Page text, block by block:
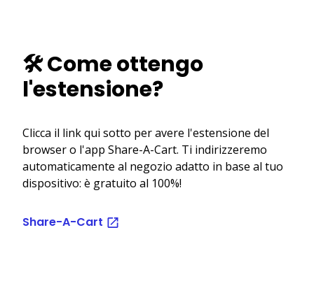
🛠️ Come ottengo
l'estensione?
Clicca il link qui sotto per avere l'estensione del
browser o l'app Share-A-Cart. Ti indirizzeremo
automaticamente al negozio adatto in base al tuo
dispositivo: è gratuito al 100%!
Share-A-Cart